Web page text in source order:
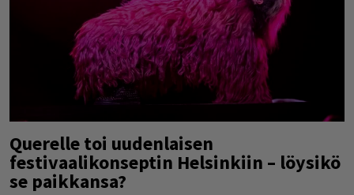
Querelle toi uudenlaisen
festivaalikonseptin Helsinkiin – löysikö
se paikkansa?